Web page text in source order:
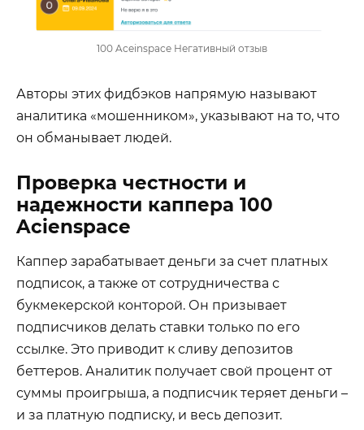
100 Aceinspace Негативный отзыв
Авторы этих фидбэков напрямую называют
аналитика «мошенником», указывают на то, что
он обманывает людей.
Проверка честности и
надежности каппера 100
Acienspace
Каппер зарабатывает деньги за счет платных
подписок, а также от сотрудничества с
букмекерской конторой. Он призывает
подписчиков делать ставки только по его
ссылке. Это приводит к сливу депозитов
беттеров. Аналитик получает свой процент от
суммы проигрыша, а подписчик теряет деньги –
и за платную подписку, и весь депозит.